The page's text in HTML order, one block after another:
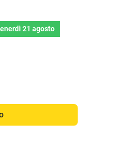
21 agosto